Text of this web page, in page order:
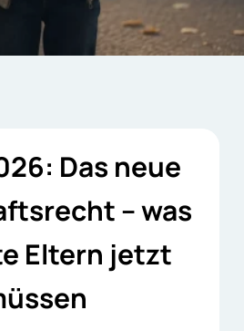
Das neue
– was
Eltern jetzt